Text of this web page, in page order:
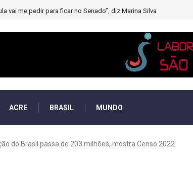
vai me pedir para ficar no Senado”, diz Marina Silva
ACRE BRASIL MUNDO
do Brasil passa de 203 milhões, mostra Censo 2022